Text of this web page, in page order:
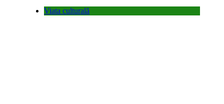
Viata culturală